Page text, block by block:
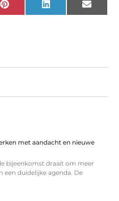
Pinterest LinkedIn Email
met aandacht en nieuwe
bijeenkomst draait om meer
een duidelijke agenda. De